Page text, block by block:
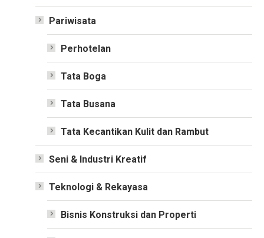
Pariwisata
Perhotelan
Tata Boga
Tata Busana
Tata Kecantikan Kulit dan Rambut
Seni & Industri Kreatif
Teknologi & Rekayasa
Bisnis Konstruksi dan Properti